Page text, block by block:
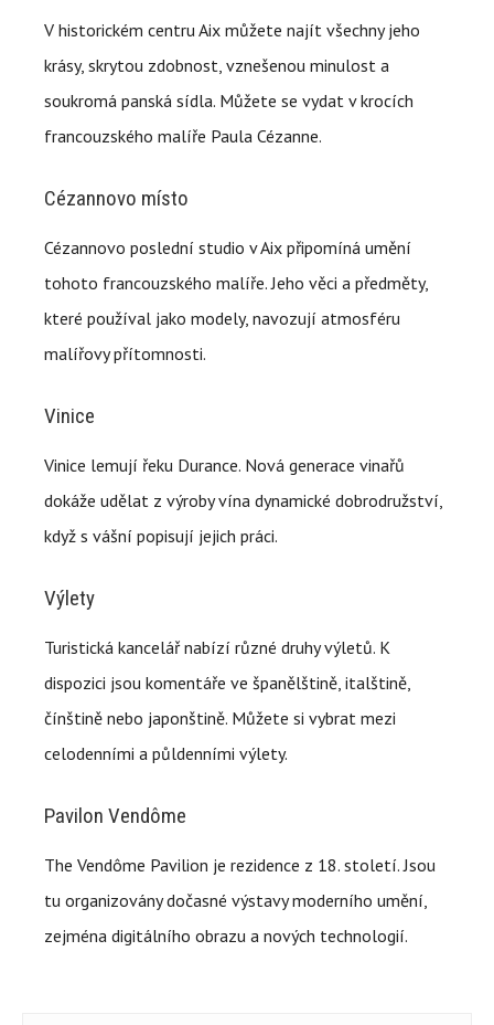
V historickém centru Aix můžete najít všechny jeho
krásy, skrytou zdobnost, vznešenou minulost a
soukromá panská sídla. Můžete se vydat v krocích
francouzského malíře Paula Cézanne.
Cézannovo místo
Cézannovo poslední studio v Aix připomíná umění
tohoto francouzského malíře. Jeho věci a předměty,
které používal jako modely, navozují atmosféru
malířovy přítomnosti.
Vinice
Vinice lemují řeku Durance. Nová generace vinařů
dokáže udělat z výroby vína dynamické dobrodružství,
když s vášní popisují jejich práci.
Výlety
Turistická kancelář nabízí různé druhy výletů. K
dispozici jsou komentáře ve španělštině, italštině,
čínštině nebo japonštině. Můžete si vybrat mezi
celodenními a půldenními výlety.
Pavilon Vendôme
The Vendôme Pavilion je rezidence z 18. století. Jsou
tu organizovány dočasné výstavy moderního umění,
zejména digitálního obrazu a nových technologií.